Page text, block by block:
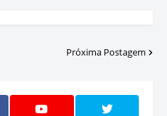
Próxima Postagem